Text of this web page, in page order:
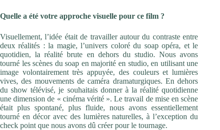
Quelle a été votre approche visuelle pour ce film ?
Visuellement, l’idée était de travailler autour du contraste entre
deux réalités : la magie, l’univers coloré du soap opéra, et le
quotidien, la réalité brute en dehors du studio. Nous avons
tourné les scènes du soap en majorité en studio, en utilisant une
image volontairement très appuyée, des couleurs et lumières
vives, des mouvements de caméra dramaturgiques. En dehors
du show télévisé, je souhaitais donner à la réalité quotidienne
une dimension de « cinéma vérité ». Le travail de mise en scène
était plus spontané, plus fluide, nous avons essentiellement
tourné en décor avec des lumières naturelles, à l’exception du
check point que nous avons dû créer pour le tournage.